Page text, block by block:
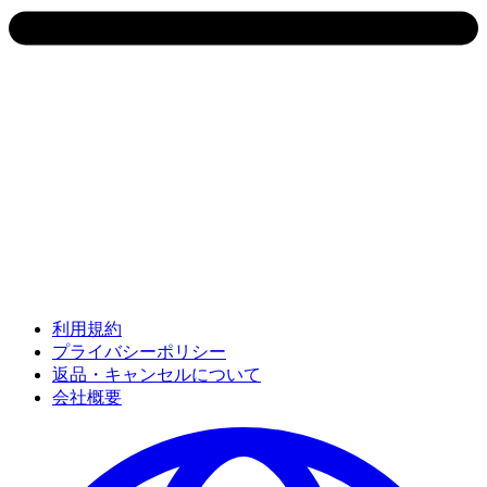
利用規約
プライバシーポリシー
返品・キャンセルについて
会社概要